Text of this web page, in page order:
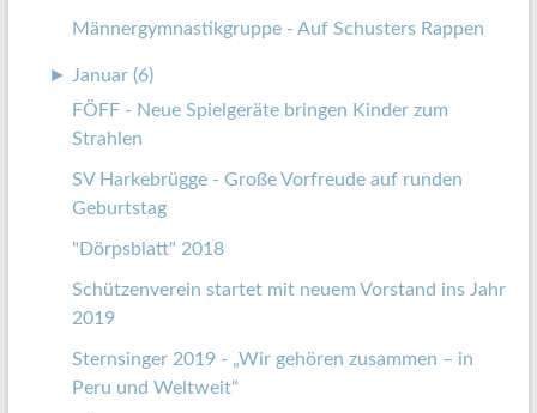
Männergymnastikgruppe - Auf Schusters Rappen
►
Januar (6)
FÖFF - Neue Spielgeräte bringen Kinder zum
Strahlen
SV Harkebrügge - Große Vorfreude auf runden
Geburtstag
"Dörpsblatt" 2018
Schützenverein startet mit neuem Vorstand ins Jahr
2019
Sternsinger 2019 - „Wir gehören zusammen – in
Peru und Weltweit“